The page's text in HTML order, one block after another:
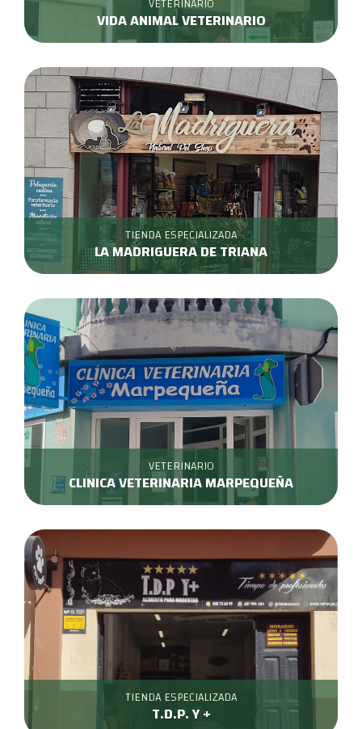
VIDA ANIMAL VETERINARIO
TIENDA ESPECIALIZADA
LA MADRIGUERA DE TRIANA
VETERINARIO
CLINICA VETERINARIA MARPEQUEÑA
TIENDA ESPECIALIZADA
T.D.P. Y +